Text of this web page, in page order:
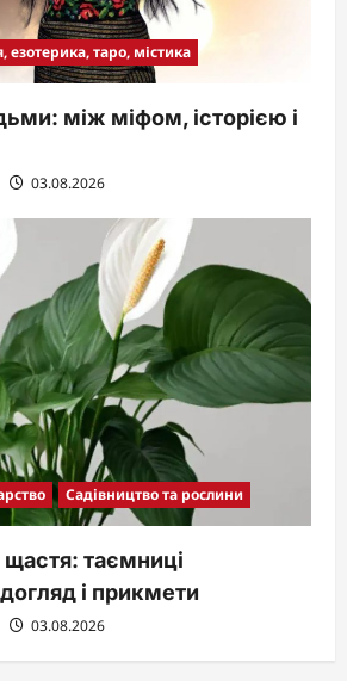
езотерика, таро, містика
між міфом, історією і
03.08.2026
Садівництво та рослини
щастя: таємниці
і прикмети
03.08.2026